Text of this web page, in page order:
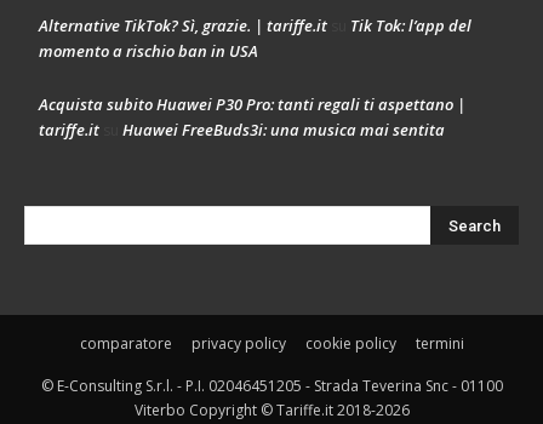
Alternative TikTok? Sì, grazie. | tariffe.it
Tik Tok: l’app del
momento a rischio ban in USA
Acquista subito Huawei P30 Pro: tanti regali ti aspettano |
tariffe.it
Huawei FreeBuds3i: una musica mai sentita
comparatore privacy policy cookie policy termini
© E-Consulting S.r.l. - P.I. 02046451205 - Strada Teverina Snc - 01100
Viterbo Copyright © Tariffe.it 2018-2026